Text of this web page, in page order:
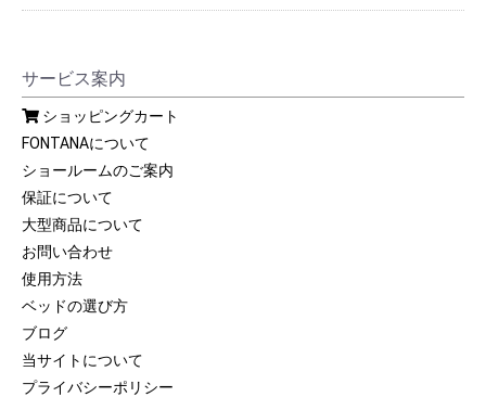
サービス案内
ショッピングカート
FONTANAについて
ショールームのご案内
保証について
大型商品について
お問い合わせ
使用方法
ベッドの選び方
ブログ
当サイトについて
プライバシーポリシー